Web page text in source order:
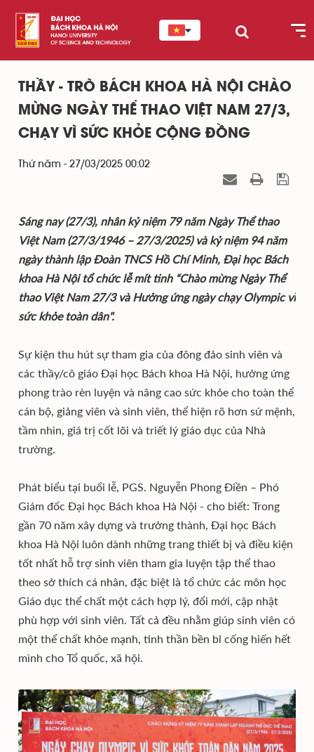
THẦY - TRÒ BÁCH KHOA HÀ NỘI CHÀO
MỪNG NGÀY THỂ THAO VIỆT NAM 27/3,
CHẠY VÌ SỨC KHỎE CỘNG ĐỒNG
Thứ năm - 27/03/2025 00:02
Sáng nay (27/3), nhân kỷ niệm 79 năm Ngày Thể thao
Việt Nam (27/3/1946 – 27/3/2025) và kỷ niệm 94 năm
ngày thành lập Đoàn TNCS Hồ Chí Minh, Đại học Bách
khoa Hà Nội tổ chức lễ mít tinh “Chào mừng Ngày Thể
thao Việt Nam 27/3 và Hưởng ứng ngày chạy Olympic vì
sức khỏe toàn dân".
Sự kiện thu hút sự tham gia của đông đảo sinh viên và
các thầy/cô giáo Đại học Bách khoa Hà Nội, hưởng ứng
phong trào rèn luyện và nâng cao sức khỏe cho toàn thể
cán bộ, giảng viên và sinh viên, thể hiện rõ hơn sứ mệnh,
tầm nhìn, giá trị cốt lõi và triết lý giáo dục của Nhà
trường.
Phát biểu tại buổi lễ, PGS. Nguyễn Phong Điền – Phó
Giám đốc Đại học Bách khoa Hà Nội - cho biết: Trong
gần 70 năm xây dựng và trưởng thành, Đại học Bách
khoa Hà Nội luôn dành những trang thiết bị và điều kiện
tốt nhất hỗ trợ sinh viên tham gia luyện tập thể thao
theo sở thích cá nhân, đặc biệt là tổ chức các môn học
Giáo dục thể chất một cách hợp lý, đổi mới, cập nhật
phù hợp với sinh viên. Tất cả đều nhằm giúp sinh viên có
một thể chất khỏe mạnh, tinh thần bền bỉ cống hiến hết
mình cho Tổ quốc, xã hội.